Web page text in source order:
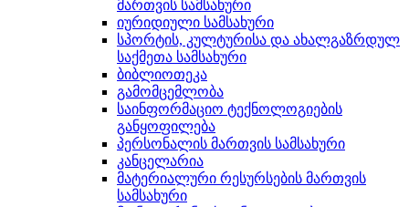
მართვის სამსახური
იურიდიული სამსახური
სპორტის, კულტურისა და ახალგაზრდულ
საქმეთა სამსახური
ბიბლიოთეკა
გამომცემლობა
საინფორმაციო ტექნოლოგიების
განყოფილება
პერსონალის მართვის სამსახური
კანცელარია
მატერიალური რესურსების მართვის
სამსახური